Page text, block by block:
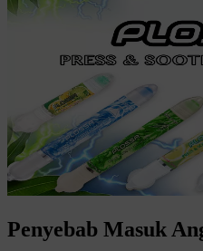
Penyebab Masuk